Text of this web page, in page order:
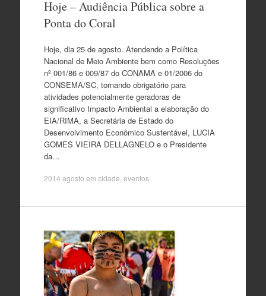
Hoje – Audiência Pública sobre a
Ponta do Coral
Hoje, dia 25 de agosto. Atendendo a Política
Nacional de Meio Ambiente bem como Resoluções
nº 001/86 e 009/87 do CONAMA e 01/2006 do
CONSEMA/SC, tornando obrigatório para
atividades potencialmente geradoras de
significativo Impacto Ambiental a elaboração do
EIA/RIMA, a Secretária de Estado do
Desenvolvimento Econômico Sustentável, LUCIA
GOMES VIEIRA DELLAGNELO e o Presidente
da…
2014 agosto em cidade eventos.